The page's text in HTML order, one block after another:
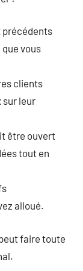
précédents
vous
clients
sur leur
être ouvert
tout en
alloué.
faire toute